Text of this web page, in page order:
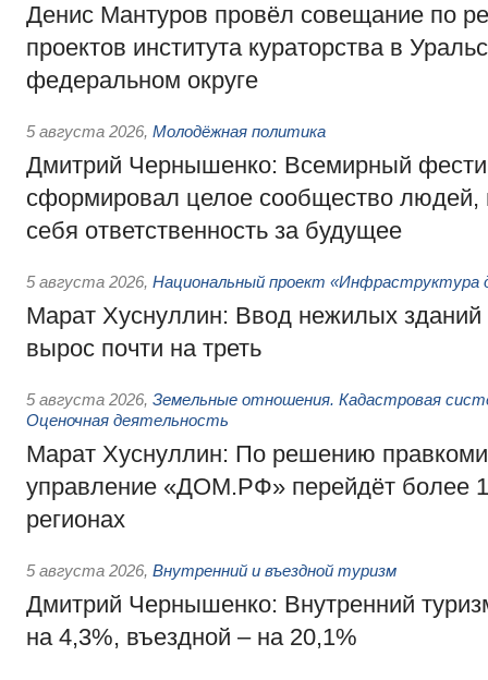
Денис Мантуров провёл совещание по
проектов института кураторства в
федеральном округе
5 августа 2026, Молодёжная политика
Дмитрий Чернышенко: Всемирный
сформировал целое сообщество людей,
себя ответственность за будущее
5 августа 2026, Национальный проект «Инфраструктура
Марат Хуснуллин: Ввод нежилых зданий
вырос почти на треть
5 августа 2026, Земельные отношения. Кадастровая
Оценочная деятельность
Марат Хуснуллин: По решению
управление «ДОМ.РФ» перейдёт более
регионах
5 августа 2026, Внутренний и въездной туризм
Дмитрий Чернышенко: Внутренний
на 4,3%, въездной – на 20,1%